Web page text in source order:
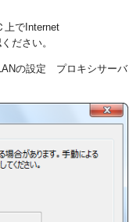
上でInternet
ださい。
の設定 プロキシサーバ